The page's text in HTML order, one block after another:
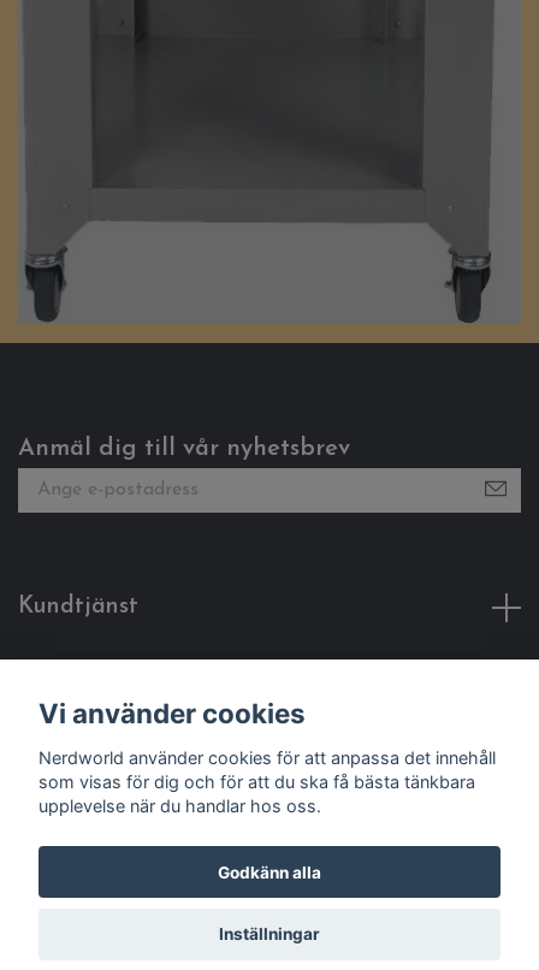
Anmäl dig till vår nyhetsbrev
Kundtjänst
Sociala medier
© 2026 Nerdworld
Vi använder cookies
Nerdworld använder cookies för att anpassa det innehåll
som visas för dig och för att du ska få bästa tänkbara
upplevelse när du handlar hos oss.
Godkänn alla
Inställningar